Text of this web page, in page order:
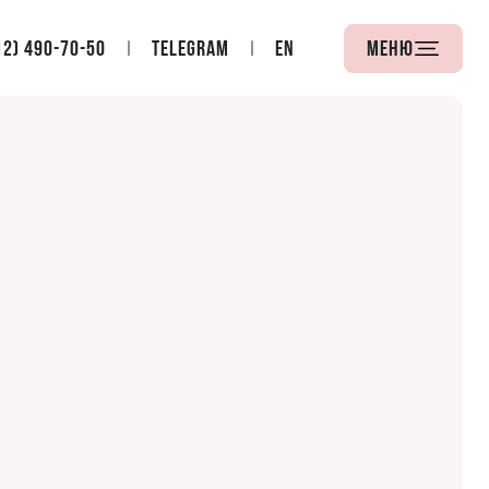
490-70-50 Telegram EN Меню